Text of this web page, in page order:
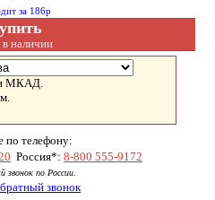
за 186р
в наличии
МКАД.
по телефону:
Россия*: 8-800 555-9172
звонок по России.
звонок